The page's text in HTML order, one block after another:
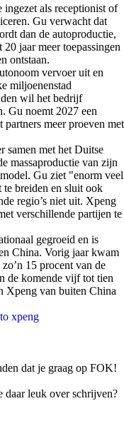
ingezet als receptionist of
Gu verwacht dat
dan de autoproductie,
jaar meer toepassingen
ontstaan.
vervoer uit en
miljoenenstad
wil het bedrijf
Gu noemt 2027 een
meer proeven met
samen met het Duitse
massaproductie van zijn
Gu ziet "enorm veel
breiden en sluit ook
regio’s niet uit. Xpeng
verschillende partijen te
gegroeid en is
China. Vorig jaar kwam
15 procent van de
de komende vijf tot tien
Xpeng van buiten China
xpeng
dat je graag op FOK!
daar leuk over schrijven?